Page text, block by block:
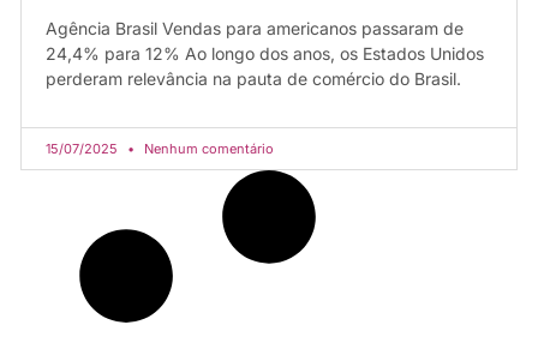
Agência Brasil Vendas para americanos passaram de
24,4% para 12% Ao longo dos anos, os Estados Unidos
perderam relevância na pauta de comércio do Brasil.
15/07/2025 Nenhum comentário